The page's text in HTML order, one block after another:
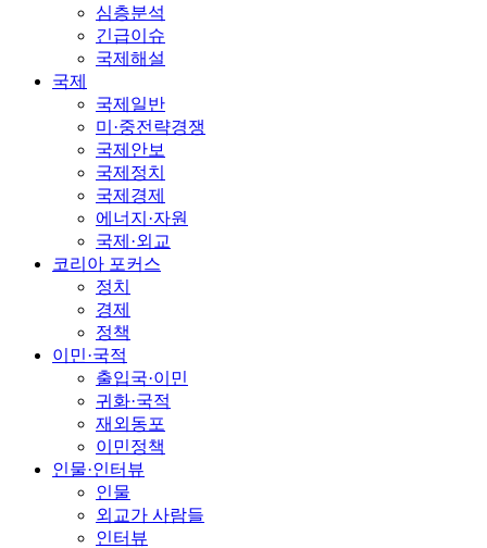
심층분석
긴급이슈
국제해설
국제
국제일반
미·중전략경쟁
국제안보
국제정치
국제경제
에너지·자원
국제·외교
코리아 포커스
정치
경제
정책
이민·국적
출입국·이민
귀화·국적
재외동포
이민정책
인물·인터뷰
인물
외교가 사람들
인터뷰